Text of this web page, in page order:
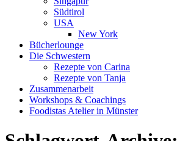
Südtirol
USA
New York
Bücherlounge
Die Schwestern
Rezepte von Carina
Rezepte von Tanja
Zusammenarbeit
Workshops & Coachings
Foodistas Atelier in Münster